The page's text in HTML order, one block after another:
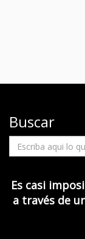
Buscar
Es casi
a través de